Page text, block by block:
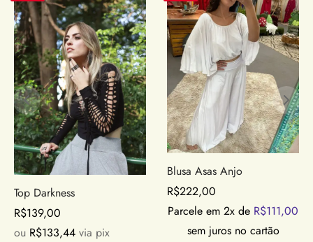
Top Darkness
R$139,00
ou R$133,44 via pix
Blusa Asas Anjo
R$222,00
Parcele em 2x de R$111,00
sem juros no cartão